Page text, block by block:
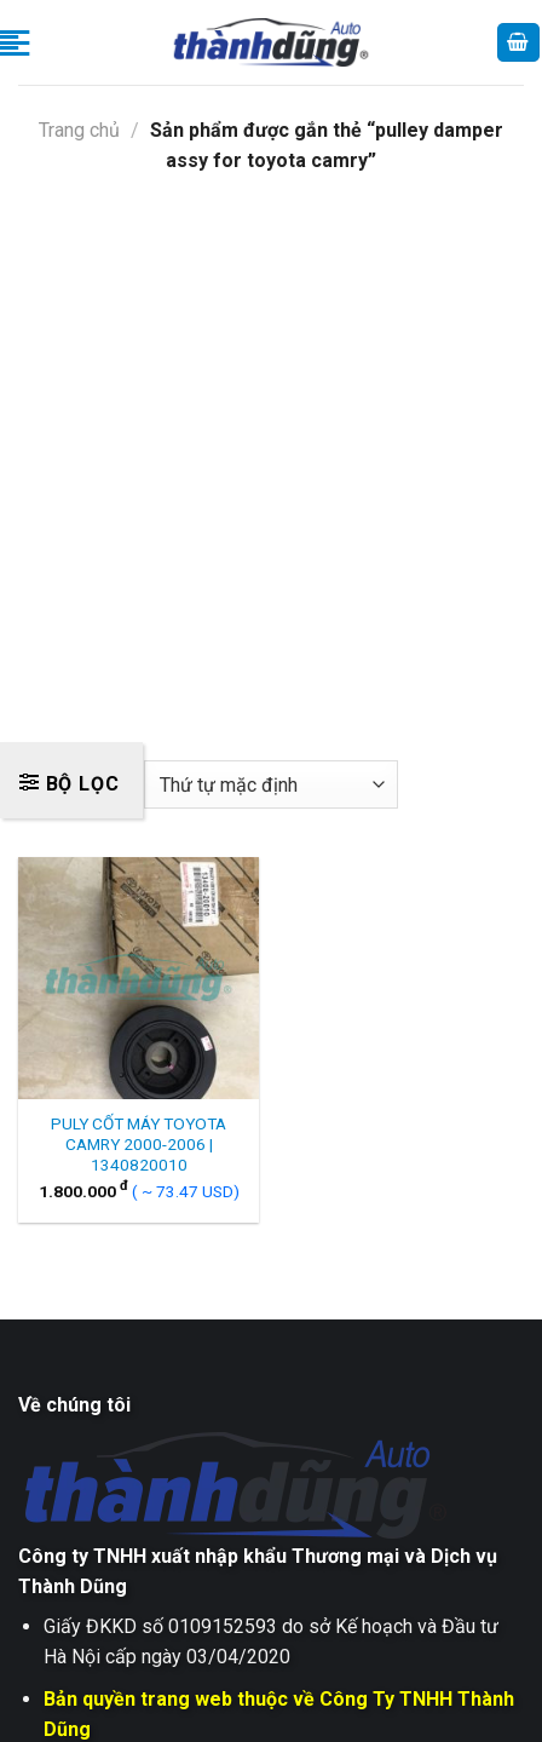
to
Trang chủ / Sản phẩm được gắn thẻ “pulley damper
assy for toyota camry”
BỘ LỌC
PULY CỐT MÁY TOYOTA
CAMRY 2000-2006 |
1340820010
1.800.000 đ ( ~ 73.47 USD)
Về chúng tôi
Công ty TNHH xuất nhập khẩu Thương mại và Dịch vụ
Thành Dũng
Giấy ĐKKD số 0109152593 do sở Kế hoạch và Đầu tư
Hà Nội cấp ngày 03/04/2020
Bản quyền trang web thuộc về Công Ty TNHH Thành
Dũng